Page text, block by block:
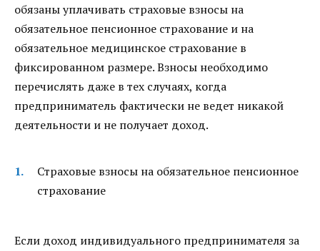
обязаны уплачивать страховые взносы на
обязательное пенсионное страхование и на
обязательное медицинское страхование в
фиксированном размере. Взносы необходимо
перечислять даже в тех случаях, когда
предприниматель фактически не ведет никакой
деятельности и не получает доход.
Страховые взносы на обязательное пенсионное
страхование
Если доход индивидуального предпринимателя за